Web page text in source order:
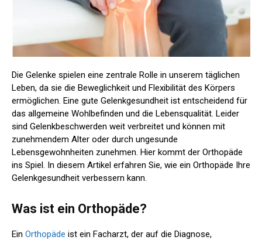
Die Gelenke spielen eine zentrale Rolle in unserem täglichen
Leben, da sie die Beweglichkeit und Flexibilität des Körpers
ermöglichen. Eine gute Gelenkgesundheit ist entscheidend für
das allgemeine Wohlbefinden und die Lebensqualität. Leider
sind Gelenkbeschwerden weit verbreitet und können mit
zunehmendem Alter oder durch ungesunde
Lebensgewohnheiten zunehmen. Hier kommt der Orthopäde
ins Spiel. In diesem Artikel erfahren Sie, wie ein Orthopäde Ihre
Gelenkgesundheit verbessern kann.
Was ist ein Orthopäde?
Ein Orthopäde ist ein Facharzt, der auf die Diagnose,